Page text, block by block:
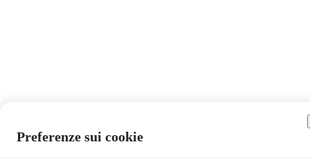
Preferenze sui cookie